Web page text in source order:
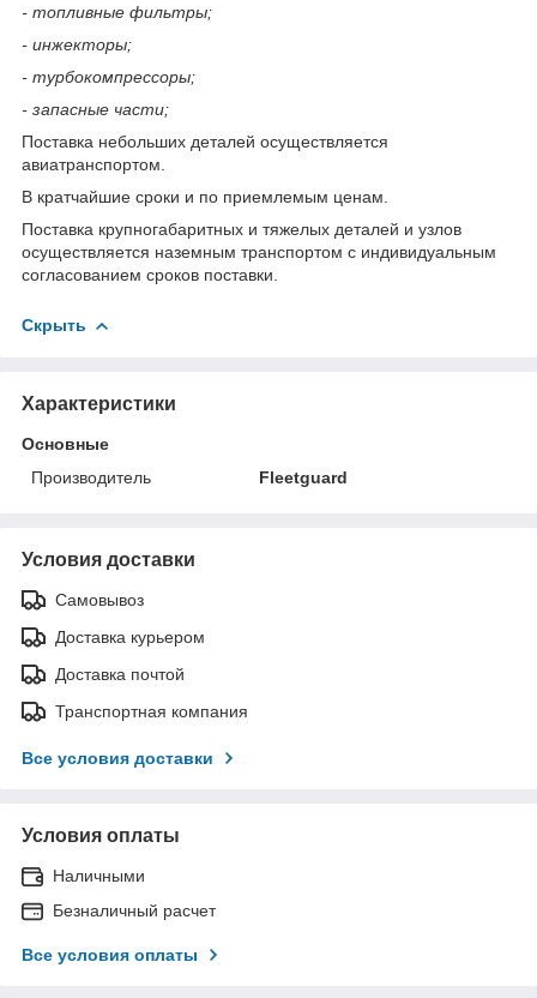
- топливные фильтры;
- инжекторы;
- турбокомпрессоры;
- запасные части;
Поставка небольших деталей осуществляется
авиатранспортом.
В кратчайшие сроки и по приемлемым ценам.
Поставка крупногабаритных и тяжелых деталей и узлов
осуществляется наземным транспортом с индивидуальным
согласованием сроков поставки.
Скрыть
Характеристики
Основные
Производитель
Fleetguard
Условия доставки
Самовывоз
Доставка курьером
Доставка почтой
Транспортная компания
Все условия доставки
Условия оплаты
Наличными
Безналичный расчет
Все условия оплаты